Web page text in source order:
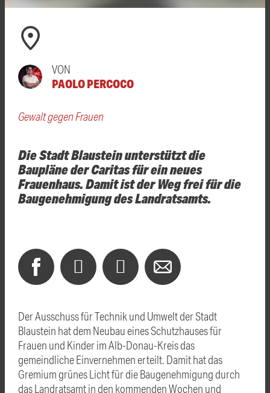
VON
PAOLO PERCOCO
Gewalt gegen Frauen
Die Stadt Blaustein unterstützt die
Baupläne der Caritas für ein neues
Frauenhaus. Damit ist der Weg frei für die
Baugenehmigung des Landratsamts.
Der Ausschuss für Technik und Umwelt der Stadt
Blaustein hat dem Neubau eines Schutzhauses für
Frauen und Kinder im Alb-Donau-Kreis das
gemeindliche Einvernehmen erteilt. Damit hat das
Gremium grünes Licht für die Baugenehmigung durch
das Landratsamt in den kommenden Wochen und